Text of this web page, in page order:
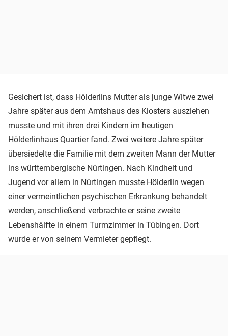
Gesichert ist, dass Hölderlins Mutter als junge Witwe zwei
Jahre später aus dem Amtshaus des Klosters ausziehen
musste und mit ihren drei Kindern im heutigen
Hölderlinhaus Quartier fand. Zwei weitere Jahre später
übersiedelte die Familie mit dem zweiten Mann der Mutter
ins württembergische Nürtingen. Nach Kindheit und
Jugend vor allem in Nürtingen musste Hölderlin wegen
einer vermeintlichen psychischen Erkrankung behandelt
werden, anschließend verbrachte er seine zweite
Lebenshälfte in einem Turmzimmer in Tübingen. Dort
wurde er von seinem Vermieter gepflegt.